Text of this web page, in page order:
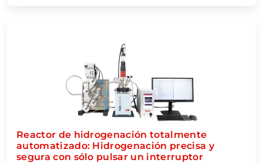
Reactor de hidrogenación totalmente
automatizado: Hidrogenación precisa y
segura con sólo pulsar un interruptor